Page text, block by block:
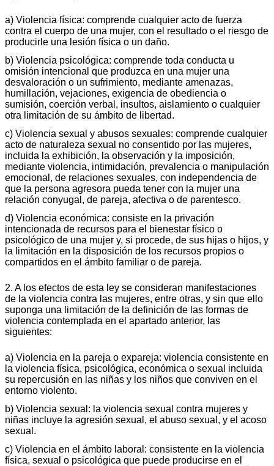
a) Violencia física: comprende cualquier acto de fuerza
contra el cuerpo de una mujer, con el resultado o el riesgo de
producirle una lesión física o un daño.
b) Violencia psicológica: comprende toda conducta u
omisión intencional que produzca en una mujer una
desvaloración o un sufrimiento, mediante amenazas,
humillación, vejaciones, exigencia de obediencia o
sumisión, coerción verbal, insultos, aislamiento o cualquier
otra limitación de su ámbito de libertad.
c) Violencia sexual y abusos sexuales: comprende cualquier
acto de naturaleza sexual no consentido por las mujeres,
incluida la exhibición, la observación y la imposición,
mediante violencia, intimidación, prevalencia o manipulación
emocional, de relaciones sexuales, con independencia de
que la persona agresora pueda tener con la mujer una
relación conyugal, de pareja, afectiva o de parentesco.
d) Violencia económica: consiste en la privación
intencionada de recursos para el bienestar físico o
psicológico de una mujer y, si procede, de sus hijas o hijos, y
la limitación en la disposición de los recursos propios o
compartidos en el ámbito familiar o de pareja.
2. A los efectos de esta ley se consideran manifestaciones
de la violencia contra las mujeres, entre otras, y sin que ello
suponga una limitación de la definición de las formas de
violencia contemplada en el apartado anterior, las
siguientes:
a) Violencia en la pareja o expareja: violencia consistente en
la violencia física, psicológica, económica o sexual incluida
su repercusión en las niñas y los niños que conviven en el
entorno violento.
b) Violencia sexual: la violencia sexual contra mujeres y
niñas incluye la agresión sexual, el abuso sexual, y el acoso
sexual.
c) Violencia en el ámbito laboral: consistente en la violencia
física, sexual o psicológica que puede producirse en el